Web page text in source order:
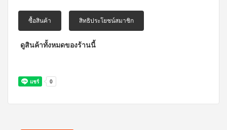
ซื้อสินค้า สิทธิประโยชน์สมาชิก
ดูสินค้าทั้งหมดของร้านนี้